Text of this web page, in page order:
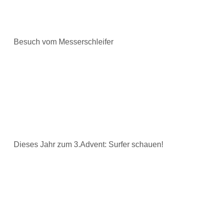
Besuch vom Messerschleifer
Dieses Jahr zum 3.Advent: Surfer schauen!